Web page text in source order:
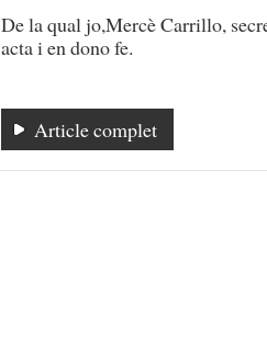
De la qual jo,Mercè Carrillo,
acta i en dono fe.
Article complet